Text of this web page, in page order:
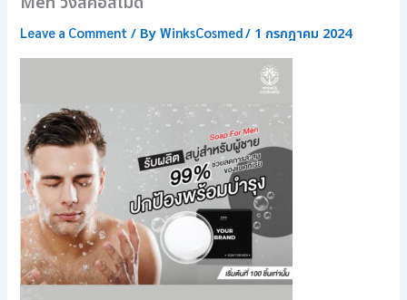
Leave a Comment / ByWinksCosmed/ 1 กรกฎาคม 2024